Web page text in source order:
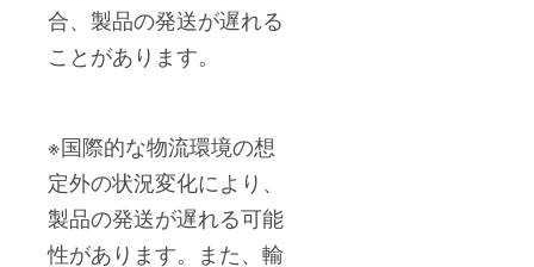
合、製品の発送が遅れる
ことがあります。
※国際的な物流環境の想
定外の状況変化により、
製品の発送が遅れる可能
性があります。また、 輸